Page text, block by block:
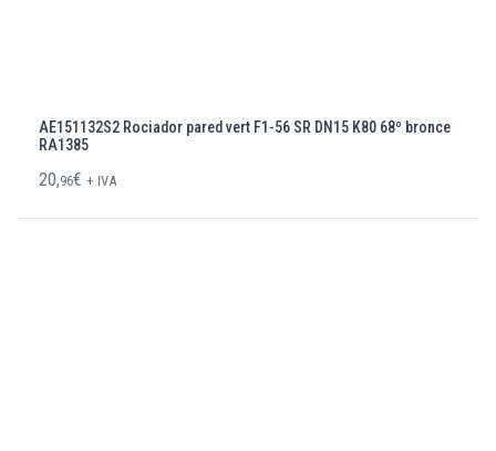
AE151132S2 Rociador pared vert F1-56 SR DN15 K80 68º bronce
RA1385
20,96€ + IVA